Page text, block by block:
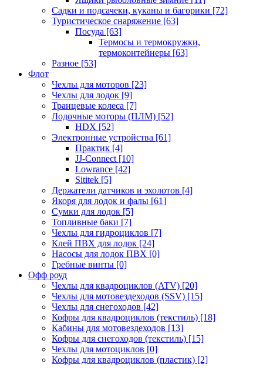
Садки и подсачеки, куканы и багорики [72]
Туристическое снаряжение [63]
Посуда [63]
Термосы и термокружки,
термоконтейнеры [63]
Разное [53]
Флот
Чехлы для моторов [23]
Чехлы для лодок [9]
Транцевые колеса [7]
Лодочные моторы (ПЛМ) [52]
HDX [52]
Электронные устройства [61]
Практик [4]
JJ-Connect [10]
Lowrance [42]
Sititek [5]
Держатели датчиков и эхолотов [4]
Якоря для лодок и фалы [61]
Сумки для лодок [5]
Топливные баки [7]
Чехлы для гидроциклов [7]
Клей ПВХ для лодок [24]
Насосы для лодок ПВХ [0]
Гребные винты [0]
Офф роуд
Чехлы для квадроциклов (ATV) [20]
Чехлы для мотовездеходов (SSV) [15]
Чехлы для снегоходов [42]
Кофры для квадроциклов (текстиль) [18]
Кабины для мотовездеходов [13]
Кофры для снегоходов (текстиль) [15]
Чехлы для мотоциклов [0]
Кофры для квадроциклов (пластик) [2]